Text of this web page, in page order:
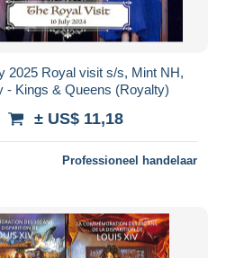
2025 Royal visit s/s, Mint NH,
- Kings & Queens (Royalty)
± US$ 11,18
Professioneel handelaar